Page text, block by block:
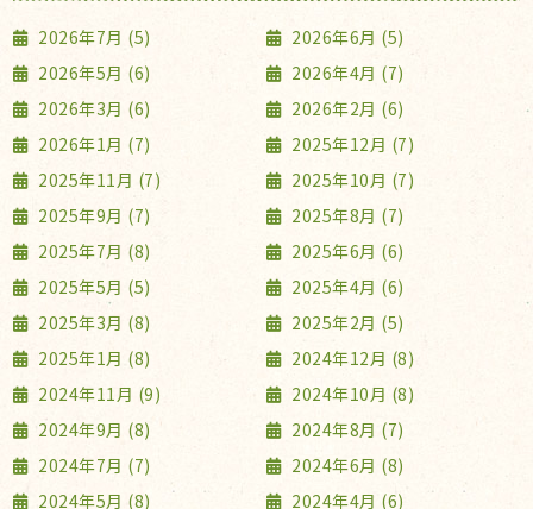
2026年7月 (5)
2026年6月 (5)
2026年5月 (6)
2026年4月 (7)
2026年3月 (6)
2026年2月 (6)
2026年1月 (7)
2025年12月 (7)
2025年11月 (7)
2025年10月 (7)
2025年9月 (7)
2025年8月 (7)
2025年7月 (8)
2025年6月 (6)
2025年5月 (5)
2025年4月 (6)
2025年3月 (8)
2025年2月 (5)
2025年1月 (8)
2024年12月 (8)
2024年11月 (9)
2024年10月 (8)
2024年9月 (8)
2024年8月 (7)
2024年7月 (7)
2024年6月 (8)
2024年5月 (8)
2024年4月 (6)